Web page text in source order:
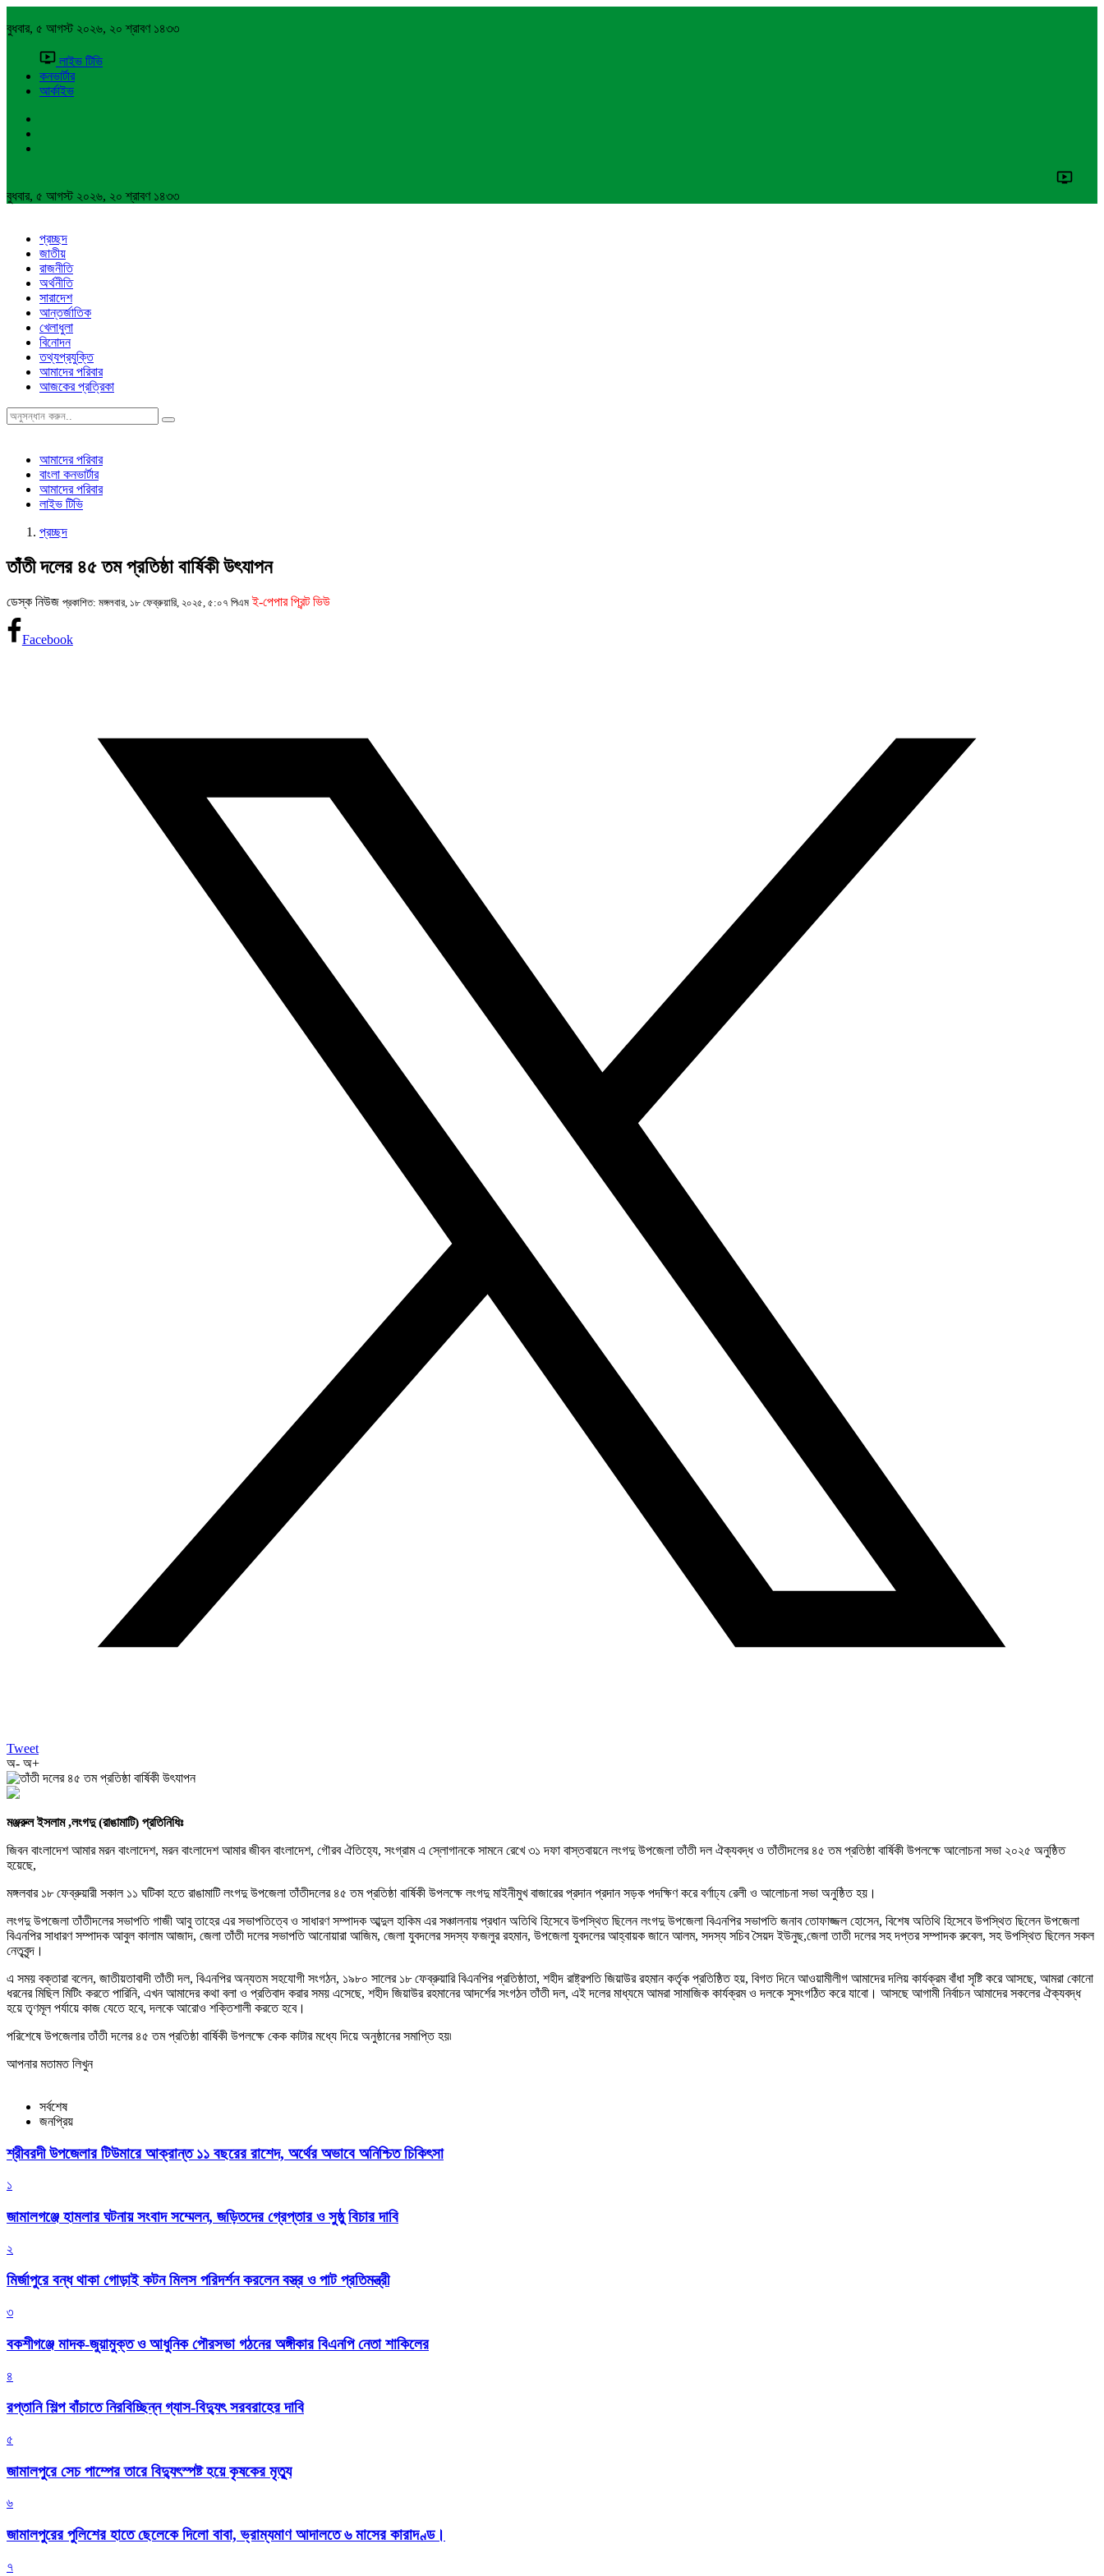
বুধবার, ৫ আগস্ট ২০২৬, ২০ শ্রাবণ ১৪৩৩
লাইভ টিভি
কনভার্টার
আর্কাইভ
বুধবার, ৫ আগস্ট ২০২৬, ২০ শ্রাবণ ১৪৩৩
প্রচ্ছদ
জাতীয়
রাজনীতি
অর্থনীতি
সারাদেশ
আন্তর্জাতিক
খেলাধুলা
বিনোদন
তথ্যপ্রযুক্তি
আমাদের পরিবার
আজকের প্রত্রিকা
আমাদের পরিবার
বাংলা কনভার্টার
আমাদের পরিবার
লাইভ টিভি
প্রচ্ছদ
তাঁতী দলের ৪৫ তম প্রতিষ্ঠা বার্ষিকী উৎযাপন
ডেস্ক নিউজ প্রকাশিত: মঙ্গলবার, ১৮ ফেব্রুয়ারি, ২০২৫, ৫:০৭ পিএম ই-পেপার প্রিন্ট ভিউ
Facebook
Tweet
অ- অ+
মঞ্জরুল ইসলাম ,লংগদু (রাঙামাটি) প্রতিনিধিঃ
জিবন বাংলাদেশ আমার মরন বাংলাদেশ, মরন বাংলাদেশ আমার জীবন বাংলাদেশ, গৌরব ঐতিহ্যে, সংগ্রাম এ স্লোগানকে সামনে রেখে ৩১ দফা বাস্তবায়নে লংগদু উপজেলা তাঁতী দল ঐক্যবদ্ধ ও তাঁতীদলের ৪৫ তম প্রতিষ্ঠা বার্ষিকী উপলক্ষে আলোচনা সভা ২০২৫ অনুষ্ঠিত
হয়েছে,
মঙ্গলবার ১৮ ফেব্রুয়ারী সকাল ১১ ঘটিকা হতে রাঙামাটি লংগদু উপজেলা তাঁতীদলের ৪৫ তম প্রতিষ্ঠা বার্ষিকী উপলক্ষে লংগদু মাইনীমুখ বাজারের প্রদান প্রদান সড়ক পদক্ষিণ করে বর্ণাঢ্য রেলী ও আলোচনা সভা অনুষ্ঠিত হয়।
লংগদু উপজেলা তাঁতীদলের সভাপতি গাজী আবু তাহের এর সভাপতিত্বে ও সাধারণ সম্পাদক আব্দুল হাকিম এর সঞ্চালনায় প্রধান অতিথি হিসেবে উপস্থিত ছিলেন লংগদু উপজেলা বিএনপির সভাপতি জনাব তোফাজ্জল হোসেন, বিশেষ অতিথি হিসেবে উপস্থিত ছিলেন উপজেলা
বিএনপির সাধারণ সম্পাদক আবুল কালাম আজাদ, জেলা তাঁতী দলের সভাপতি আনোয়ারা আজিম, জেলা যুবদলের সদস্য ফজলুর রহমান, উপজেলা যুবদলের আহ্বায়ক জানে আলম, সদস্য সচিব সৈয়দ ইউনুছ,জেলা তাতী দলের সহ দপ্তর সম্পাদক রুবেল, সহ উপস্থিত ছিলেন সকল
নেতৃবৃন্দ।
এ সময় বক্তারা বলেন, জাতীয়তাবাদী তাঁতী দল, বিএনপির অন্যতম সহযোগী সংগঠন, ১৯৮০ সালের ১৮ ফেব্রুয়ারি বিএনপির প্রতিষ্ঠাতা, শহীদ রাষ্ট্রপতি জিয়াউর রহমান কর্তৃক প্রতিষ্ঠিত হয়, বিগত দিনে আওয়ামীলীগ আমাদের দলিয় কার্যক্রম বাঁধা সৃষ্টি করে আসছে, আমরা কোনো
ধরনের মিছিল মিটিং করতে পারিনি, এখন আমাদের কথা বলা ও প্রতিবাদ করার সময় এসেছে, শহীদ জিয়াউর রহমানের আদর্শের সংগঠন তাঁতী দল, এই দলের মাধ্যমে আমরা সামাজিক কার্যক্রম ও দলকে সুসংগঠিত করে যাবো। আসছে আগামী নির্বাচন আমাদের সকলের ঐক্যবদ্ধ
হয়ে তৃণমূল পর্যায়ে কাজ যেতে হবে, দলকে আরোও শক্তিশালী করতে হবে।
পরিশেষে উপজেলার তাঁতী দলের ৪৫ তম প্রতিষ্ঠা বার্ষিকী উপলক্ষে কেক কাটার মধ্যে দিয়ে অনুষ্ঠানের সমাপ্তি হয়৷
আপনার মতামত লিখুন
সর্বশেষ
জনপ্রিয়
শ্রীবরদী উপজেলার টিউমারে আক্রান্ত ১১ বছরের রাশেদ, অর্থের অভাবে অনিশ্চিত চিকিৎসা
১
জামালগঞ্জে হামলার ঘটনায় সংবাদ সম্মেলন, জড়িতদের গ্রেপ্তার ও সুষ্ঠু বিচার দাবি
২
মির্জাপুরে বন্ধ থাকা গোড়াই কটন মিলস পরিদর্শন করলেন বস্ত্র ও পাট প্রতিমন্ত্রী
৩
বকশীগঞ্জে মাদক-জুয়ামুক্ত ও আধুনিক পৌরসভা গঠনের অঙ্গীকার বিএনপি নেতা শাকিলের
৪
রপ্তানি শিল্প বাঁচাতে নিরবিচ্ছিন্ন গ্যাস-বিদ্যুৎ সরবরাহের দাবি
৫
জামালপুরে সেচ পাম্পের তারে বিদ্যুৎস্পষ্ট হয়ে কৃষকের মৃত্যু
৬
জামালপুরের পুলিশের হাতে ছেলেকে দিলো বাবা, ভ্রাম্যমাণ আদালতে ৬ মাসের কারাদণ্ড।
৭